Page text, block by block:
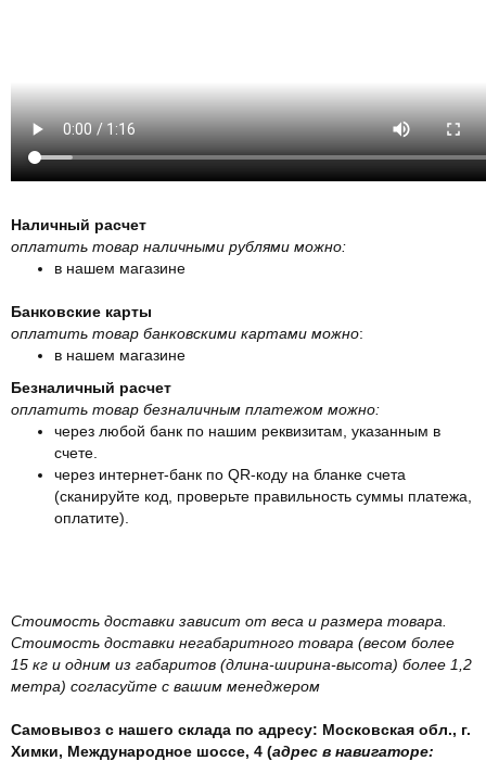
Наличный расчет
оплатить товар наличными рублями можно:
в нашем магазине
Банковские карты
оплатить товар банковскими картами можно:
в нашем магазине
Безналичный расчет
оплатить товар безналичным платежом можно:
через любой банк по нашим реквизитам, указанным в
счете.
через интернет-банк по QR-коду на бланке счета
(сканируйте код, проверьте правильность суммы платежа,
оплатите).
Стоимость доставки зависит от веса и размера товара.
Стоимость доставки негабаритного товара (весом более
15 кг и одним из габаритов (длина-ширина-высота) более 1,2
метра) согласуйте с вашим менеджером
Самовывоз с нашего склада по адресу: Московская обл., г.
Химки, Международное шоссе, 4 (адрес в навигаторе: